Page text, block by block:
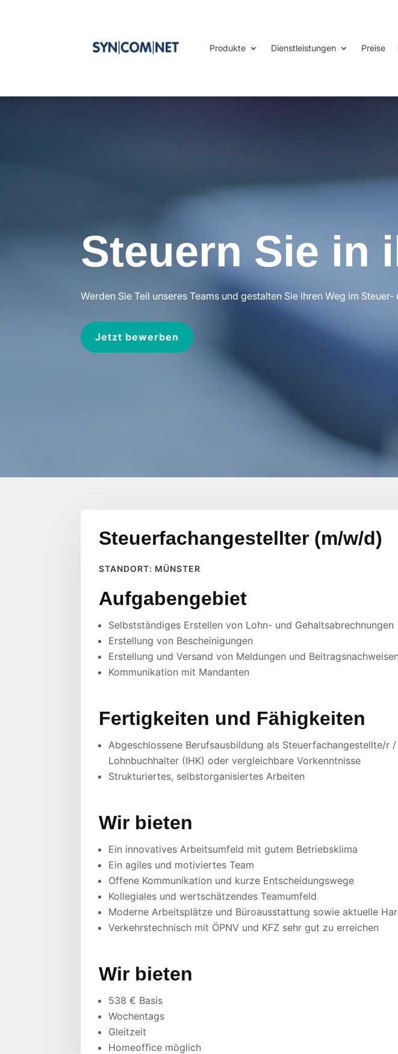
Produkte Dienstleistungen Preise
Steuern Sie in
Werden Sie Teil unseres Teams und gestalten Sie ihren Weg im Steuer-
Jetzt bewerben
Steuerfachangestellter (m/w/d)
STANDORT: MÜNSTER
Aufgabengebiet
Selbstständiges Erstellen von Lohn- und Gehaltsabrechnungen
Erstellung von Bescheinigungen
Erstellung und Versand von Meldungen und Beitragsnachweisen
Kommunikation mit Mandanten
Fertigkeiten und Fähigkeiten
Abgeschlossene Berufsausbildung als Steuerfachangestellte/r
Lohnbuchhalter (IHK) oder vergleichbare Vorkenntnisse
Strukturiertes, selbstorganisiertes Arbeiten
Wir bieten
Ein innovatives Arbeitsumfeld mit gutem Betriebsklima
Ein agiles und motiviertes Team
Offene Kommunikation und kurze Entscheidungswege
Kollegiales und wertschätzendes Teamumfeld
Moderne Arbeitsplätze und Büroausstattung sowie aktuelle
Verkehrstechnisch mit ÖPNV und KFZ sehr gut zu erreichen
Wir bieten
538 € Basis
Wochentags
Gleitzeit
Homeoffice möglich